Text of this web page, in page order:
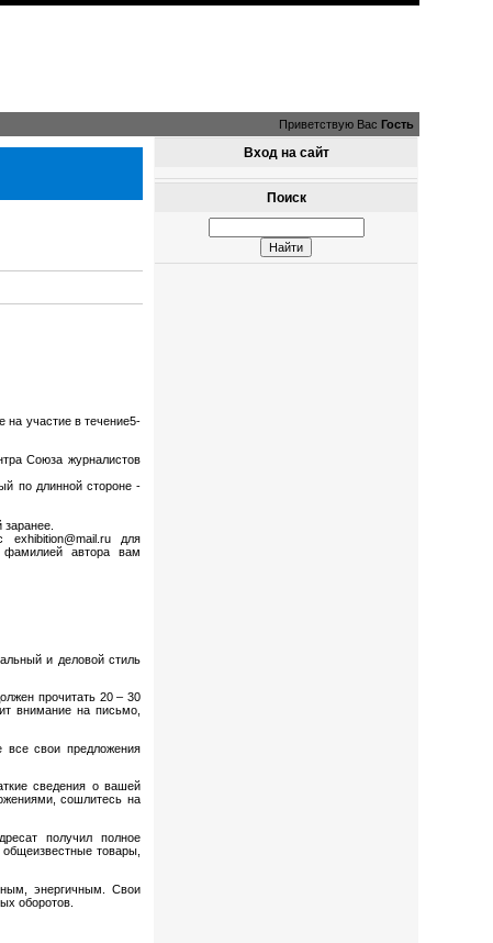
Приветствую Вас Гость
на участие в течение5-
Союза журналистов
по длинной стороне -
для
фамилией автора вам
и деловой стиль
прочитать 20 – 30
внимание на письмо,
все свои предложения
сведения о вашей
сошлитесь на
получил полное
товары,
энергичным. Свои
оборотов.
Вход на сайт
Поиск